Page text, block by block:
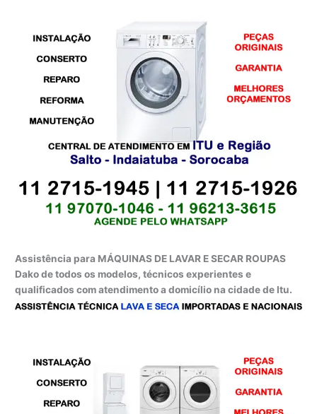
Assistência para MÁQUINAS DE LAVAR E SECAR ROUPAS
Dako de todos os modelos, técnicos experientes e
qualificados com atendimento a domicílio na cidade de Itu.